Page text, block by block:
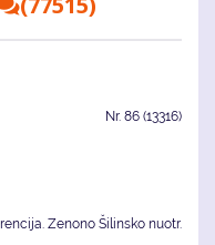
Nr. 86 (13316)
Zenono Šilinsko nuotr.